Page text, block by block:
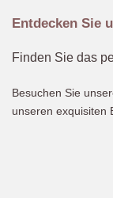
Entdecken Sie
Finden Sie das
Besuchen Sie
unseren exquisiten